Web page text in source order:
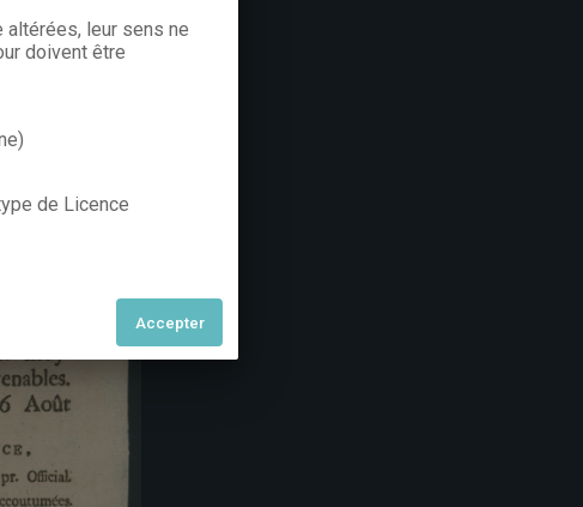
altérées, leur sens ne
doivent être
de Licence